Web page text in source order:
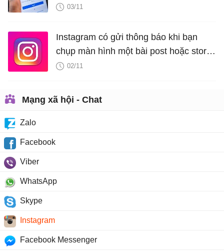
03/11
Instagram có gửi thông báo khi bạn
chụp màn hình một bài post hoặc story
của người khác không?
02/11
Mạng xã hội - Chat
Zalo
Facebook
Viber
WhatsApp
Skype
Instagram
Facebook Messenger